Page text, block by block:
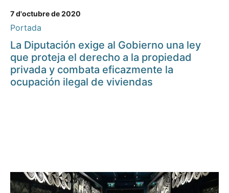
7 d'octubre de 2020
Portada
La Diputación exige al Gobierno una ley
que proteja el derecho a la propiedad
privada y combata eficazmente la
ocupación ilegal de viviendas